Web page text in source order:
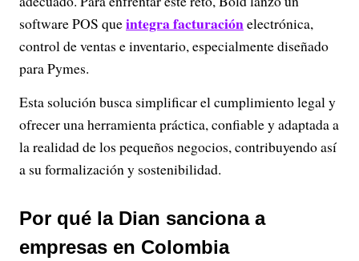
software POS queintegra facturaciónelectrónica,
control de ventas e inventario, especialmente diseñado
para Pymes.
Esta solución busca simplificar el cumplimiento legal y
ofrecer una herramienta práctica, confiable y adaptada a
la realidad de los pequeños negocios, contribuyendo así
a su formalización y sostenibilidad.
Por qué la Dian sanciona a
empresas en Colombia